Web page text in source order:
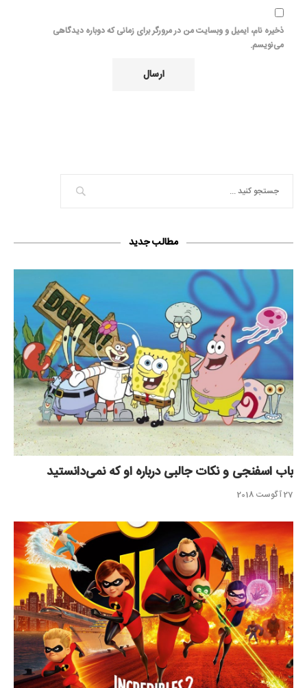
ذخیره نام، ایمیل و وبسایت من در مرورگر برای زمانی که دوباره دیدگاهی
می‌نویسم.
مطالب جدید
باب اسفنجی و نکات جالبی درباره او که نمی‌دانستید
27 آگوست 2018